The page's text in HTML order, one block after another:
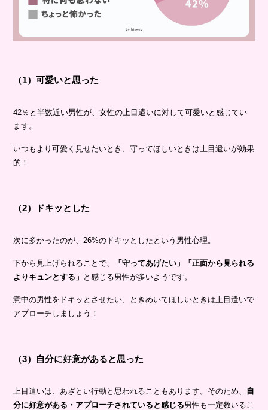
（1）可愛いと思った
42％と半数近い男性が、女性の上目遣いに対して可愛いと感じてい
ます。
いつもより可愛く見せたいとき、守ってほしいときは上目遣いが効果
的！
（2）ドキッとした
次に多かったのが、26%のドキッとしたという男性心理。
下から見上げられることで、
「守ってあげたい」「正面から見られる
よりキュンとする」 と感じる男性が多いようです。
意中の男性をドキッとさせたい、ときめいてほしいときは上目遣いで
アプローチしましょう！
（3）自分に好意があると思った
上目遣いは、あざとい行動と思われることもあります。そのため、 自
分に好意がある・アプローチされていると感じる男性も一定数いるこ